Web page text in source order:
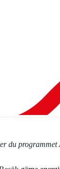
du programmet